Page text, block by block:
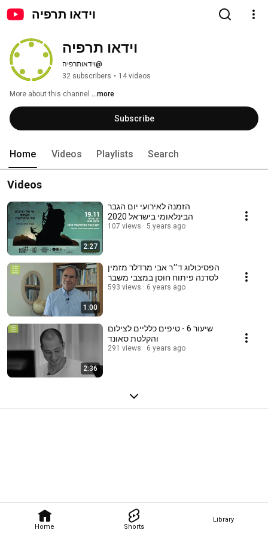
וידאו תרפיה
Home Shorts
Library
וידאו תרפיה
@וידאותרפיה
32 subscribers • 14 videos
More about this channel ...more
Subscribe
Home Videos Playlists Search
Videos
2:27
הזמנה לאירועי יום הגבר
הבינלאומי בישראל 2020
107 views 5 years ago
1:00
הפסיכולוג ד״ר אבי מרדלר מזמין
לסדנה פיתוח חוסן במצבי משבר
593 views 6 years ago
2:36
שיעור 6 - טיפים כלליים לצילום
והקלטת סאונד
291 views 6 years ago